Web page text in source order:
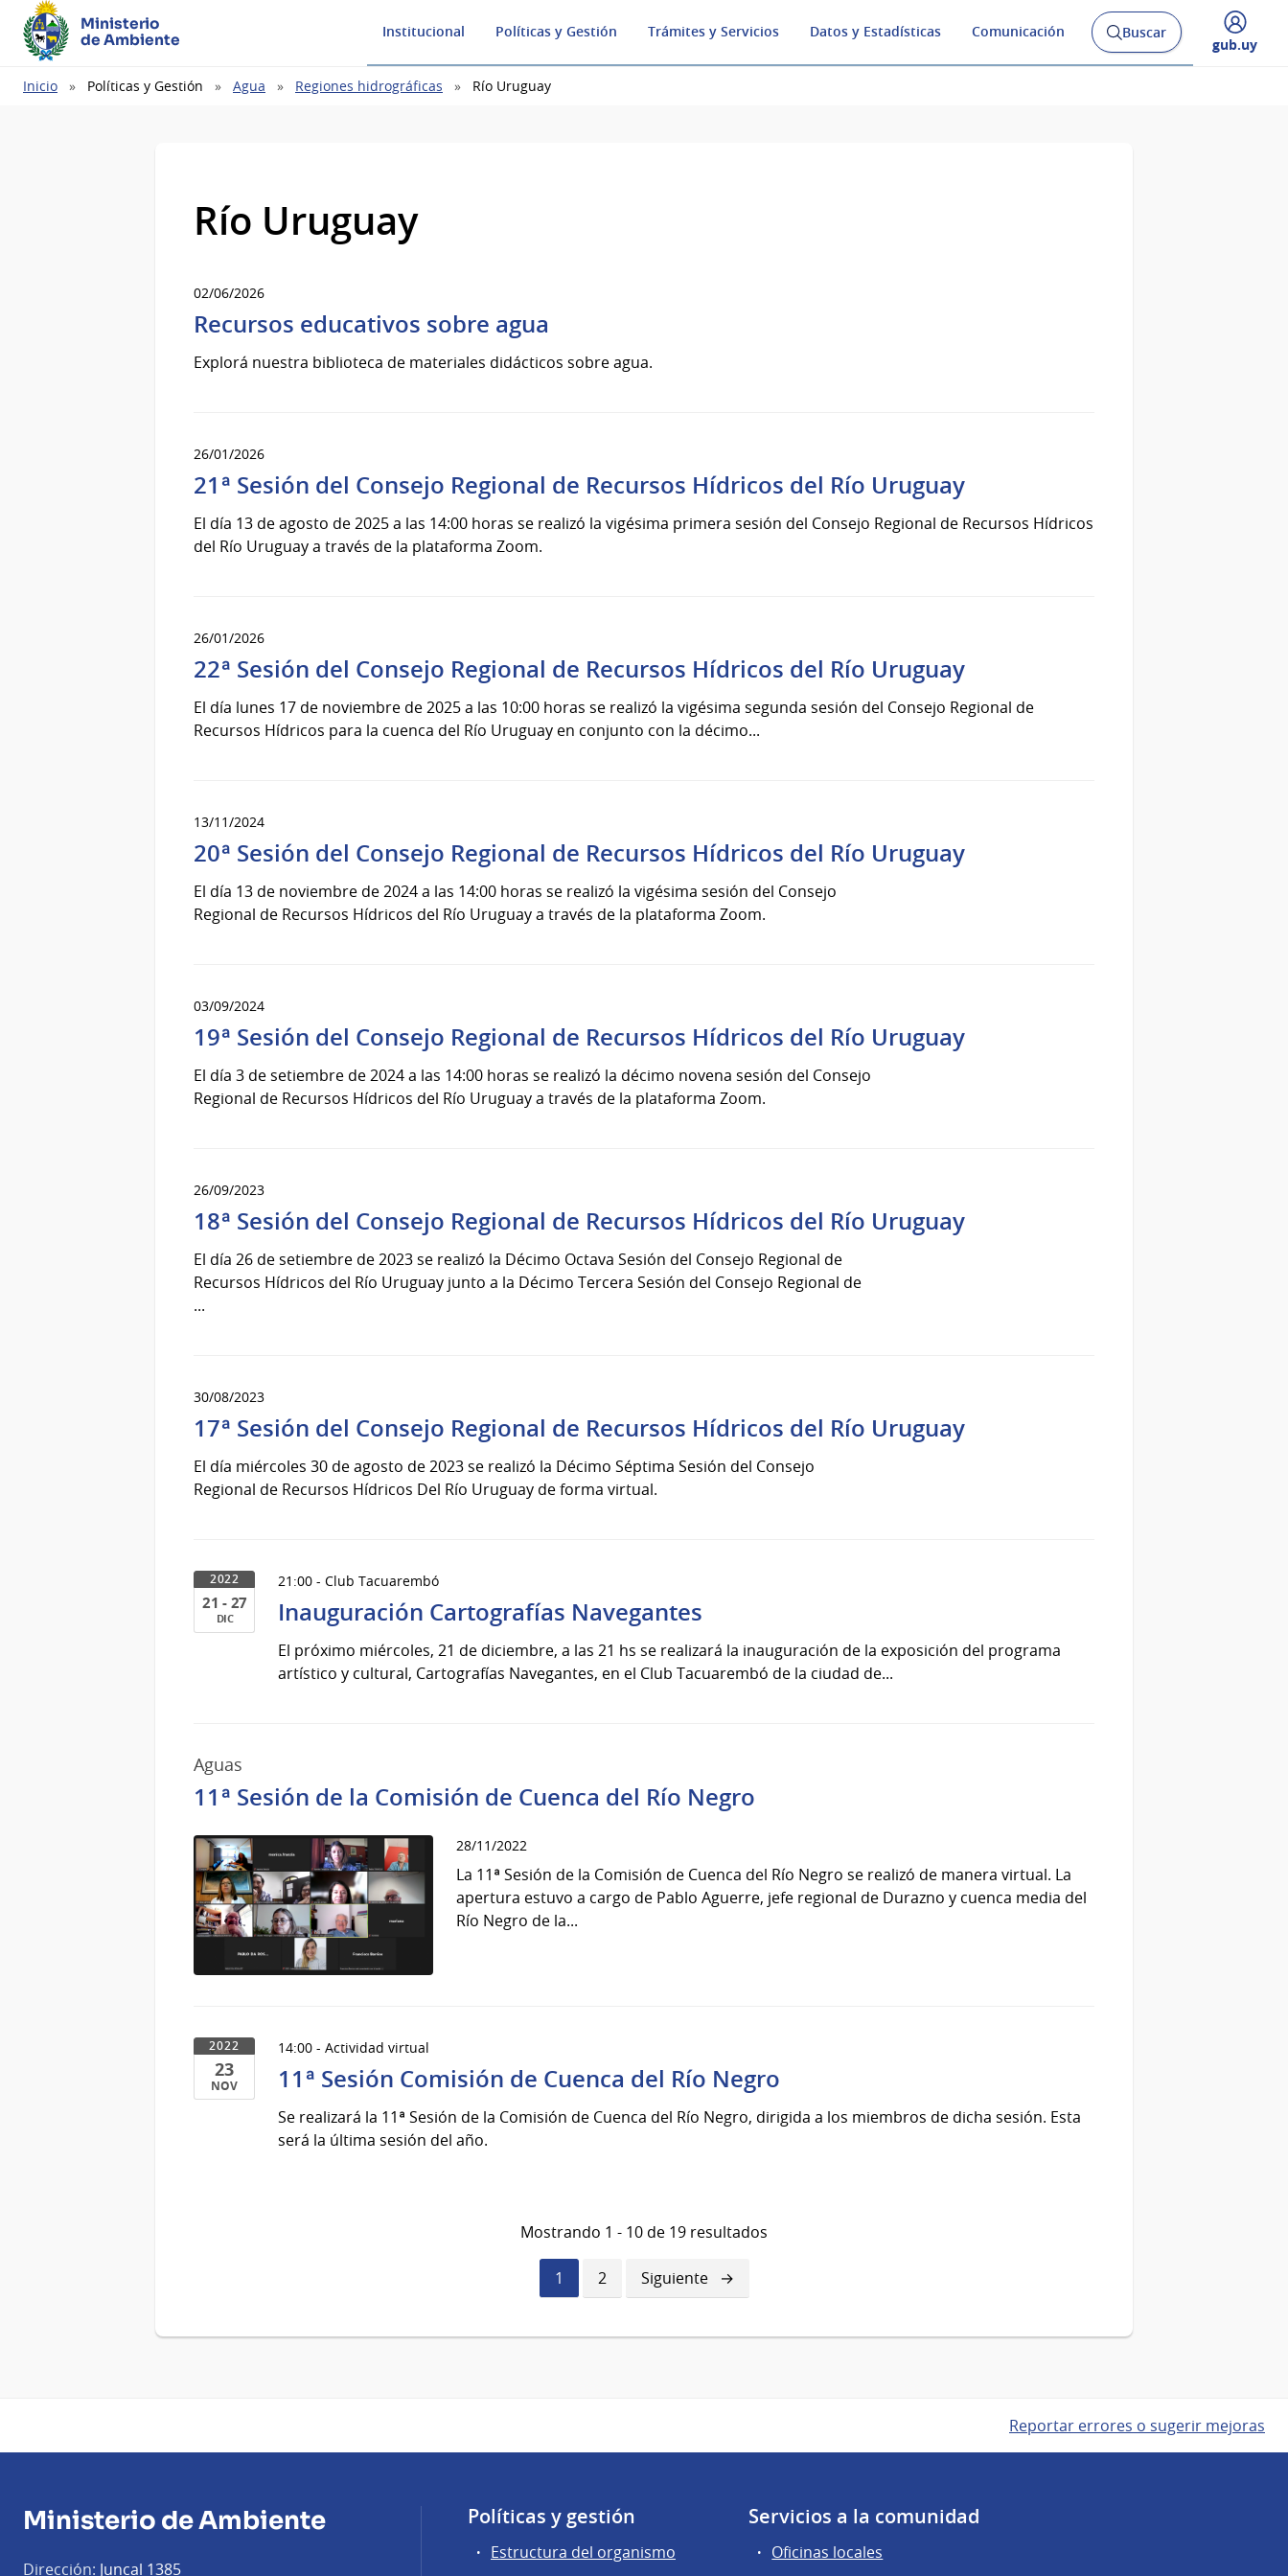
Ministerio
de Ambiente
Institucional Políticas y Gestión Trámites y Servicios Datos y Estadísticas Comunicación
Abrir
buscador
Buscar
Desplegar
gub.uy
Ruta
Inicio Políticas y Gestión Agua Regiones hidrográficas Río Uruguay
Río Uruguay
02/06/2026
Recursos educativos sobre agua
Explorá nuestra biblioteca de materiales didácticos sobre agua.
26/01/2026
21ª Sesión del Consejo Regional de Recursos Hídricos del Río Uruguay
El día 13 de agosto de 2025 a las 14:00 horas se realizó la vigésima primera sesión del Consejo Regional de Recursos Hídricos
del Río Uruguay a través de la plataforma Zoom.
26/01/2026
22ª Sesión del Consejo Regional de Recursos Hídricos del Río Uruguay
El día lunes 17 de noviembre de 2025 a las 10:00 horas se realizó la vigésima segunda sesión del Consejo Regional de
Recursos Hídricos para la cuenca del Río Uruguay en conjunto con la décimo...
13/11/2024
20ª Sesión del Consejo Regional de Recursos Hídricos del Río Uruguay
El día 13 de noviembre de 2024 a las 14:00 horas se realizó la vigésima sesión del Consejo
Regional de Recursos Hídricos del Río Uruguay a través de la plataforma Zoom.
03/09/2024
19ª Sesión del Consejo Regional de Recursos Hídricos del Río Uruguay
El día 3 de setiembre de 2024 a las 14:00 horas se realizó la décimo novena sesión del Consejo
Regional de Recursos Hídricos del Río Uruguay a través de la plataforma Zoom.
26/09/2023
18ª Sesión del Consejo Regional de Recursos Hídricos del Río Uruguay
El día 26 de setiembre de 2023 se realizó la Décimo Octava Sesión del Consejo Regional de
Recursos Hídricos del Río Uruguay junto a la Décimo Tercera Sesión del Consejo Regional de
...
30/08/2023
17ª Sesión del Consejo Regional de Recursos Hídricos del Río Uruguay
El día miércoles 30 de agosto de 2023 se realizó la Décimo Séptima Sesión del Consejo
Regional de Recursos Hídricos Del Río Uruguay de forma virtual.
2022
21 - 27
DIC
del
2022
21:00 - Club Tacuarembó
Inauguración Cartografías Navegantes
El próximo miércoles, 21 de diciembre, a las 21 hs se realizará la inauguración de la exposición del programa
artístico y cultural, Cartografías Navegantes, en el Club Tacuarembó de la ciudad de...
Aguas
11ª Sesión de la Comisión de Cuenca del Río Negro
28/11/2022
La 11ª Sesión de la Comisión de Cuenca del Río Negro se realizó de manera virtual. La
apertura estuvo a cargo de Pablo Aguerre, jefe regional de Durazno y cuenca media del
Río Negro de la...
2022
23
NOV
14:00 - Actividad virtual
11ª Sesión Comisión de Cuenca del Río Negro
Se realizará la 11ª Sesión de la Comisión de Cuenca del Río Negro, dirigida a los miembros de dicha sesión. Esta
será la última sesión del año.
Mostrando 1 - 10 de 19 resultados
Página
actual
1 Página
2
Siguiente
página
Siguiente
Reportar errores o sugerir mejoras
Ministerio de Ambiente
Dirección: Juncal 1385
Políticas y gestión
Estructura del organismo
Servicios a la comunidad
Oficinas locales